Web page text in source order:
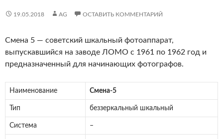
19.05.2018 AG ОСТАВИТЬ КОММЕНТАРИЙ
Смена 5 — советский шкальный фотоаппарат,
выпускавшийся на заводе ЛОМО с 1961 по 1962 год и
предназначенный для начинающих фотографов.
Наименование Смена-5
Тип беззеркальный шкальный
Система –